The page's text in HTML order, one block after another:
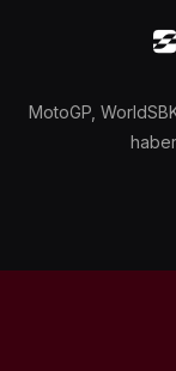
MotoGP,